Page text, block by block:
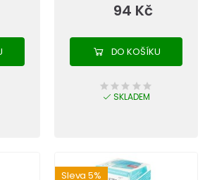
94 Kč
DO KOŠÍKU
SKLADEM
Sleva 5%